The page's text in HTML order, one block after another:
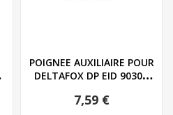
POIGNEE AUXILIAIRE POUR
DELTAFOX DP EID 9030 -
7,59 €